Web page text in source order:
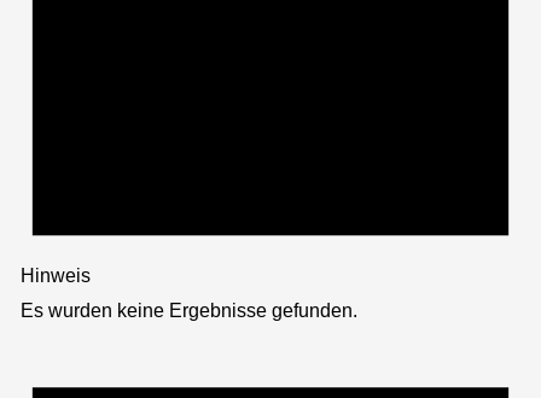
Hinweis
Es wurden keine Ergebnisse gefunden.